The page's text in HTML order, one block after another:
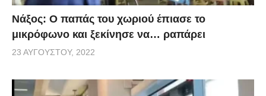
Νάξος: Ο παπάς του χωριού έπιασε το
μικρόφωνο και ξεκίνησε να… ραπάρει
23 ΑΥΓΟΎΣΤΟΥ, 2022